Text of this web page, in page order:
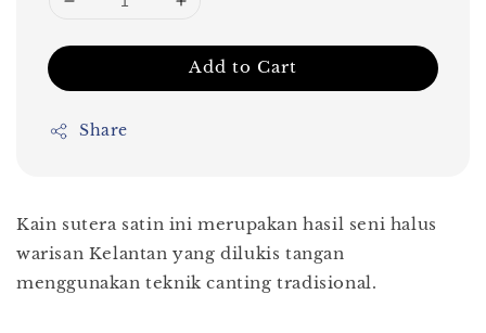
Add to Cart
Share
Kain sutera satin ini merupakan hasil seni halus
warisan Kelantan yang dilukis tangan
menggunakan teknik canting tradisional.